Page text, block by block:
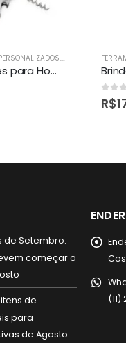
, LINHA
100 Ideias de Brindes para Homens e Presentes Criativos Masculinos
0out
R$
de Setembro:
começar o
de
para
de Agosto